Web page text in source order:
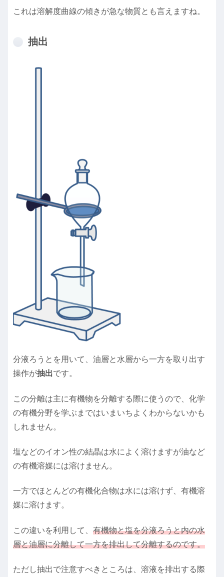
これは溶解度曲線の傾きが急な物質とも言えますね。
抽出
分液ろうとを用いて、油層と水層から一方を取り出す
操作が抽出です。
この分離は主に有機物を分離する際に使うので、化学
の有機分野を学ぶまではいまいちよくわからないかも
しれません。
塩などのイオン性の結晶は水によく溶けますが油など
の有機溶媒には溶けません。
一方でほとんどの有機化合物は水には溶けず、有機溶
媒に溶けます。
この違いを利用して、 有機物と塩を分液ろうと内の水
層と油層に分離して一方を排出して分離するのです。
ただし抽出で注意すべきところは、溶液を排出する際